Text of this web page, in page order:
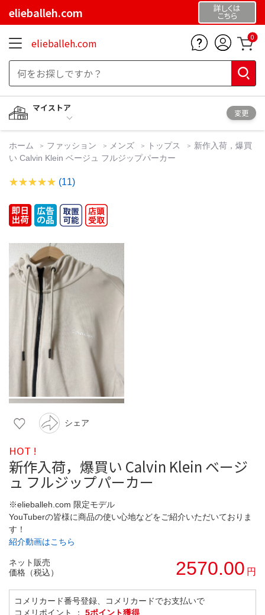
elieballeh.com 詳しくは
こちら
elieballeh.com 0
マイストア
変更
ホーム ファッション メンズ トップス
新作入荷，爆買
い Calvin Klein ベージュ フルジップパーカー
(11)
シェア
HOT !
新作入荷，爆買い Calvin Klein ベージ
ュ フルジップパーカー
※elieballeh.com 限定モデル
YouTuberの皆様に商品の使い心地などをご紹介いただいておりま
す！
紹介動画はこちら
ネット販売
価格（税込）
2570.00 円
コメリカード番号登録、コメリカードでお支払いで
コメリポイント ： 5ポイント獲得